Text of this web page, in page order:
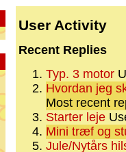
User Activity
Recent Replies
Typ. 3 motor
Hvordan jeg
Most recent
Starter leje
Mini træf og
Jule/Nytårs